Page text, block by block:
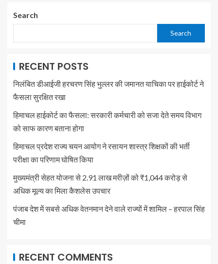
Search
Search
RECENT POSTS
निलंबित डीआईजी हरचरण सिंह भुल्लर की जमानत याचिका पर हाईकोर्ट ने
फैसला सुरक्षित रखा
हिमाचल हाईकोर्ट का फैसला: सरकारी कर्मचारी को सजा देते समय विभाग
को साफ कारण बताना होगा
हिमाचल प्रदेश राज्य चयन आयोग ने रसायन शास्त्र शिक्षकों की भर्ती
परीक्षा का परिणाम घोषित किया
मुख्यमंत्री सेहत योजना से 2.91 लाख मरीज़ों को ₹1,044 करोड़ से
अधिक मूल्य का मिला कैशलेस उपचार
पंजाब देश में सबसे अधिक वेतनमान देने वाले राज्यों में शामिल – हरपाल सिंह
चीमा
RECENT COMMENTS